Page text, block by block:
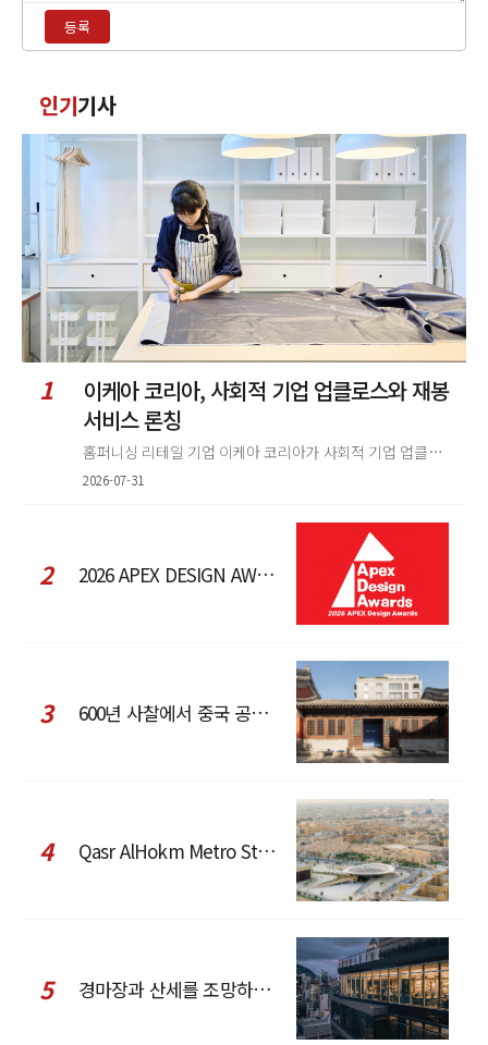
력
등록
글
인기기사
1
이케아 코리아, 사회적 기업 업클로스와 재봉
서비스 론칭
홈퍼니싱 리테일 기업 이케아 코리아가 사회적 기업 업클로스(Upcloth)와 협력해 재봉 서비스를 선보인다. 이번 협업은 이케
2026-07-31
2 2026 APEX DESIGN AWARDS
3 600년 사찰에서 중국 공예와 현대 패션을 직조한 ZARA x Fanglu Lin Pop-Up
4 Qasr AlHokm Metro Station, 구도심과 현대 공공 인프라의 접점을 제안하다
5 경마장과 산세를 조망하는 CCD Hong Kong Creative Center